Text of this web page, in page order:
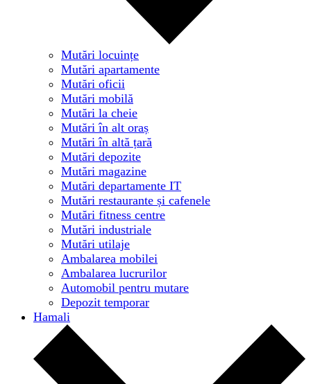
Mutări locuințe
Mutări apartamente
Mutări oficii
Mutări mobilă
Mutări la cheie
Mutări în alt oraș
Mutări în altă țară
Mutări depozite
Mutări magazine
Mutări departamente IT
Mutări restaurante și cafenele
Mutări fitness centre
Mutări industriale
Mutări utilaje
Ambalarea mobilei
Ambalarea lucrurilor
Automobil pentru mutare
Depozit temporar
Hamali